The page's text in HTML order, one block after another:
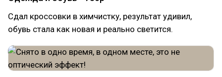
Сдал кроссовки в химчистку, результат удивил,
обувь стала как новая и реально светится.